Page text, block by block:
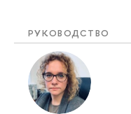
РУКОВОДСТВО